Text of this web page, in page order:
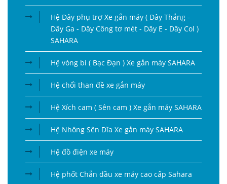
Hệ Dây phụ trợ Xe gắn máy ( Dây Thắng -
Dây Ga - Dây Công tơ mét - Dây E - Dây Col )
SAHARA
Hệ vòng bi ( Bạc Đạn ) Xe gắn máy SAHARA
Hệ chổi than đề xe gắn máy
Hệ Xích cam ( Sên cam ) Xe gắn máy SAHARA
Hệ Nhông Sên Dĩa Xe gắn máy SAHARA
Hệ đồ điện xe máy
Hệ phốt Chắn dầu xe máy cao cấp Sahara